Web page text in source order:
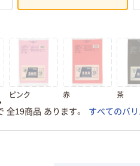
ピンク 赤 茶
全19商品 あります。
すべてのバ